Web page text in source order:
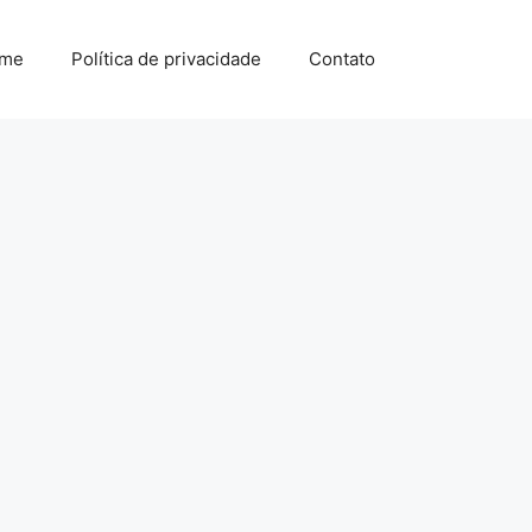
Política de privacidade Contato